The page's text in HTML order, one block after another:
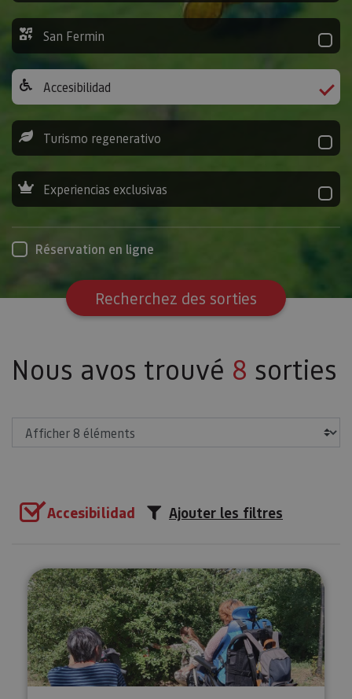
San Fermin
Accesibilidad
Turismo regenerativo
Experiencias exclusivas
Réservation en ligne
Recherchez des sorties
Nous avos trouvé 8 sorties
Accesibilidad Ajouter les filtres
Orientation adaptée à